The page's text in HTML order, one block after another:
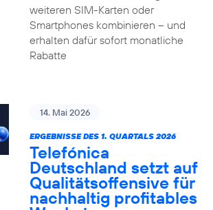
weiteren SIM-Karten oder
Smartphones kombinieren – und
erhalten dafür sofort monatliche
Rabatte
14. Mai 2026
ERGEBNISSE DES 1. QUARTALS 2026
Telefónica
Deutschland setzt auf
Qualitätsoffensive für
nachhaltig profitables